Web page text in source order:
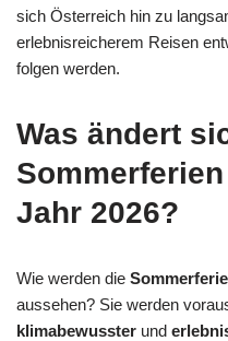
sich Österreich hin zu
erlebnisreicherem Reisen
folgen werden.
Was ändert
Jahr 2026?
Wie werden die
aussehen? Sie werden
klimabewusster und